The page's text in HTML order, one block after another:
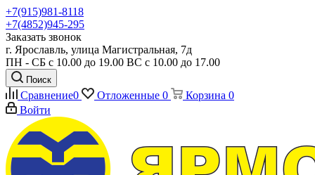
+7(915)981-8118
+7(4852)945-295
Заказать звонок
г. Ярославль, улица Магистральная, 7д
ПН - СБ с 10.00 до 19.00 ВС с 10.00 до 17.00
Поиск
Сравнение0 Отложенные 0 Корзина 0
Войти